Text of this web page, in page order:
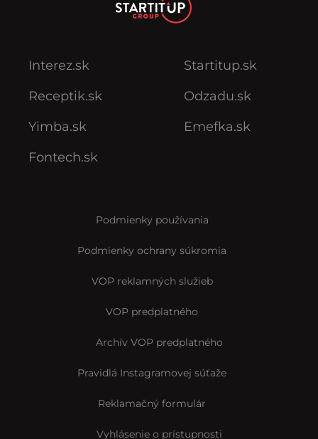
Interez.sk
Receptik.sk
Yimba.sk
Fontech.sk
Startitup.sk
Odzadu.sk
Emefka.sk
Podmienky používania
Podmienky ochrany súkromia
VOP reklamných služieb
VOP predplatného
Archív VOP predplatného
Pravidlá Instagramovej súťaže
Reklamačný formulár
Vyhlásenie o prístupnosti